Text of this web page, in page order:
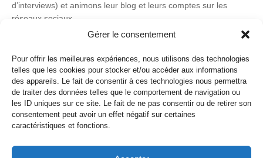
Gérer le consentement
Pour offrir les meilleures expériences, nous utilisons des technologies
telles que les cookies pour stocker et/ou accéder aux informations
des appareils. Le fait de consentir à ces technologies nous permettra
de traiter des données telles que le comportement de navigation ou
les ID uniques sur ce site. Le fait de ne pas consentir ou de retirer son
consentement peut avoir un effet négatif sur certaines
caractéristiques et fonctions.
d’interviews) et animons leur blog et leurs comptes sur les
réseaux sociaux.
Conception/Rédaction Imprimés
Relations
Politique de cookies